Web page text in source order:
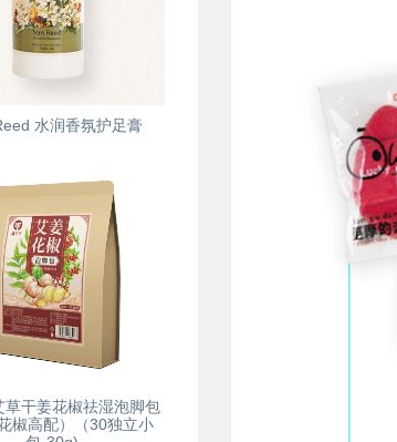
水润香氛护足膏
草干姜花椒祛湿泡脚包
花椒高配）（30独立小